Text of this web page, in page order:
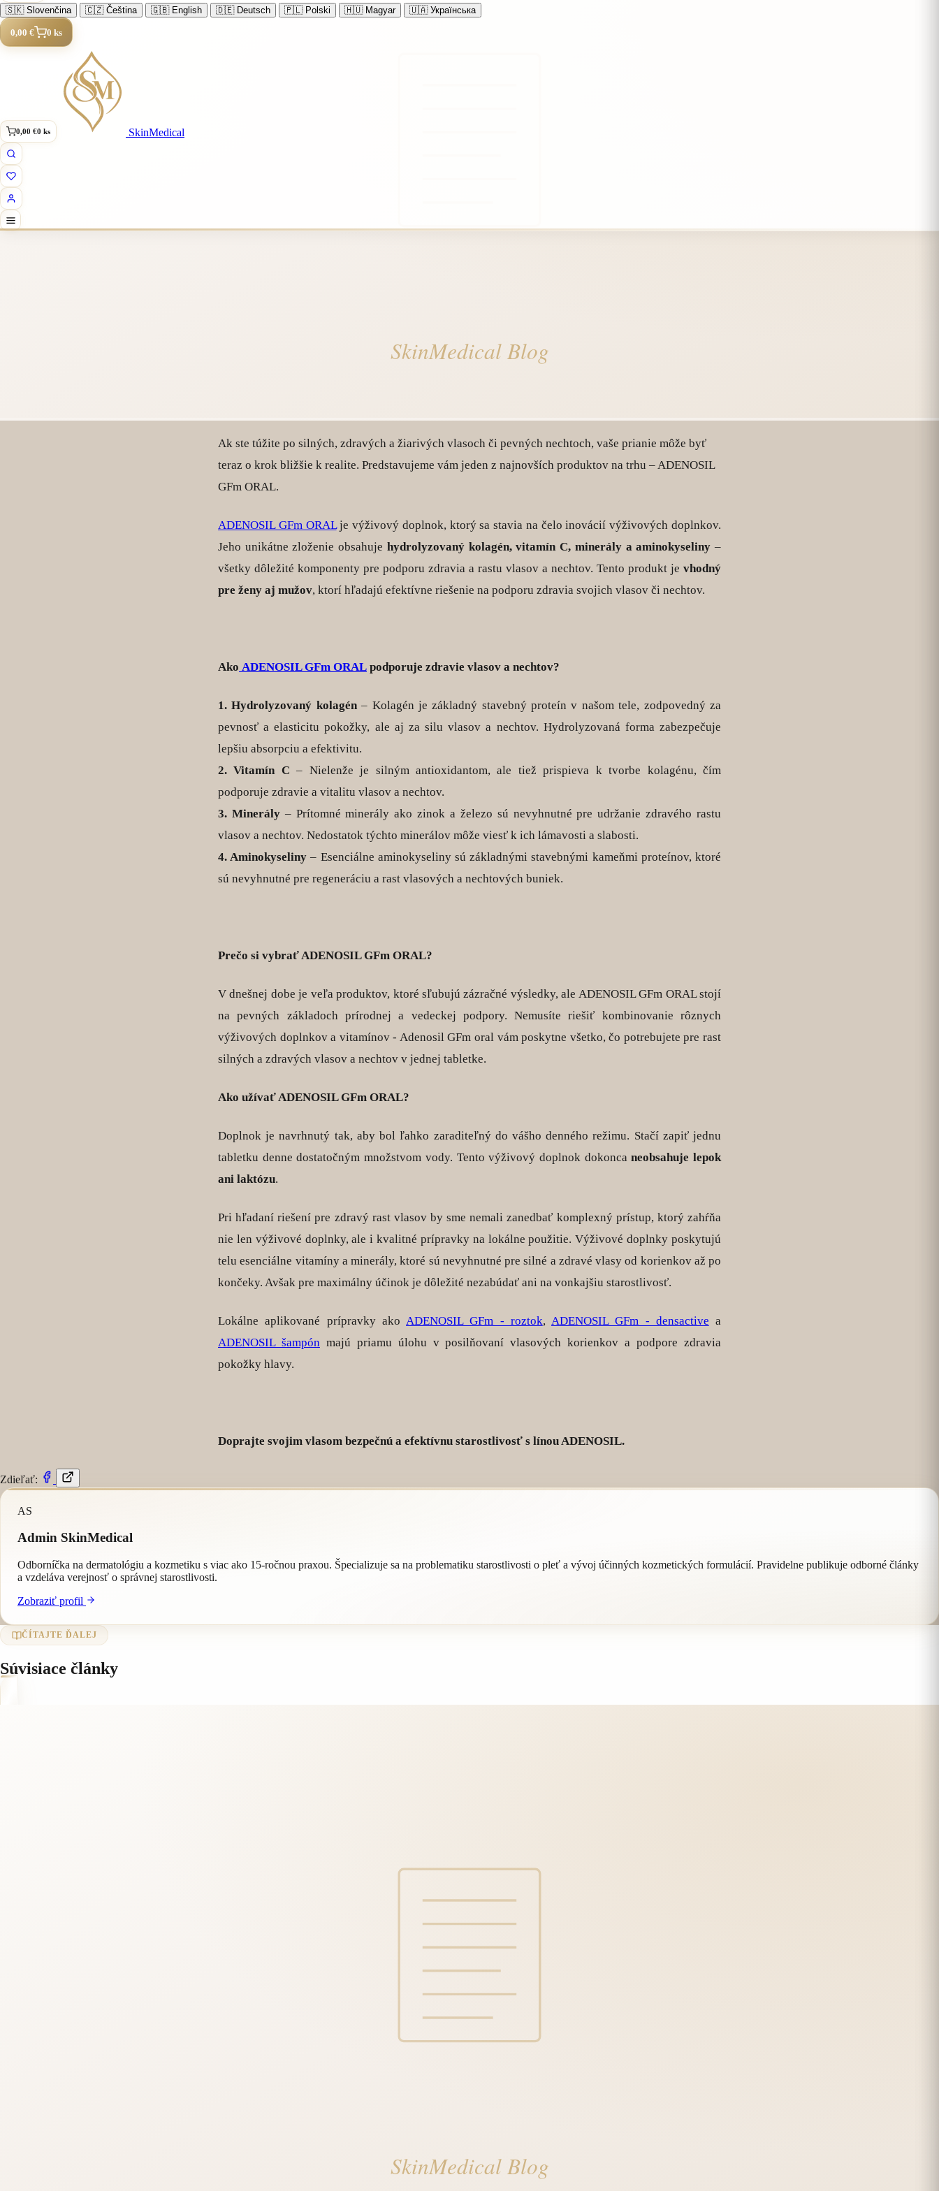
🇸🇰Slovenčina 🇨🇿Čeština 🇬🇧English 🇩🇪Deutsch 🇵🇱Polski 🇭🇺Magyar 🇺🇦Українська
0,00 € 0 ks
0,00 €0 ks SkinMedical
Ak ste túžite po silných, zdravých a žiarivých vlasoch či pevných nechtoch, vaše prianie môže byť
teraz o krok bližšie k realite. Predstavujeme vám jeden z najnovších produktov na trhu – ADENOSIL
GFm ORAL.
ADENOSIL GFm ORALje výživový doplnok, ktorý sa stavia na čelo inovácií výživových doplnkov.
Jeho unikátne zloženie obsahuje hydrolyzovaný kolagén, vitamín C, minerály a aminokyseliny –
všetky dôležité komponenty pre podporu zdravia a rastu vlasov a nechtov. Tento produkt je vhodný
pre ženy aj mužov, ktorí hľadajú efektívne riešenie na podporu zdravia svojich vlasov či nechtov.
Ako ADENOSIL GFm ORAL podporuje zdravie vlasov a nechtov?
1. Hydrolyzovaný kolagén– Kolagén je základný stavebný proteín v našom tele, zodpovedný za
pevnosť a elasticitu pokožky, ale aj za silu vlasov a nechtov. Hydrolyzovaná forma zabezpečuje
lepšiu absorpciu a efektivitu.
2. Vitamín C – Nielenže je silným antioxidantom, ale tiež prispieva k tvorbe kolagénu, čím
podporuje zdravie a vitalitu vlasov a nechtov.
3. Minerály– Prítomné minerály ako zinok a železo sú nevyhnutné pre udržanie zdravého rastu
vlasov a nechtov. Nedostatok týchto minerálov môže viesť k ich lámavosti a slabosti.
4. Aminokyseliny – Esenciálne aminokyseliny sú základnými stavebnými kameňmi proteínov, ktoré
sú nevyhnutné pre regeneráciu a rast vlasových a nechtových buniek.
Prečo si vybrať ADENOSIL GFm ORAL?
V dnešnej dobe je veľa produktov, ktoré sľubujú zázračné výsledky, ale ADENOSIL GFm ORAL stojí
na pevných základoch prírodnej a vedeckej podpory. Nemusíte riešiť kombinovanie rôznych
výživových doplnkov a vitamínov - Adenosil GFm oral vám poskytne všetko, čo potrebujete pre rast
silných a zdravých vlasov a nechtov v jednej tabletke.
Ako užívať ADENOSIL GFm ORAL?
Doplnok je navrhnutý tak, aby bol ľahko zaraditeľný do vášho denného režimu. Stačí zapiť jednu
tabletku denne dostatočným množstvom vody. Tento výživový doplnok dokoncaneobsahuje lepok
ani laktózu.
Pri hľadaní riešení pre zdravý rast vlasov by sme nemali zanedbať komplexný prístup, ktorý zahŕňa
nie len výživové doplnky, ale i kvalitné prípravky na lokálne použitie. Výživové doplnky poskytujú
telu esenciálne vitamíny a minerály, ktoré sú nevyhnutné pre silné a zdravé vlasy od korienkov až po
končeky. Avšak pre maximálny účinok je dôležité nezabúdať ani na vonkajšiu starostlivosť.
Lokálne aplikované prípravky ako ADENOSIL GFm - roztok, ADENOSIL GFm - densactive a
ADENOSIL šampón majú priamu úlohu v posilňovaní vlasových korienkov a podpore zdravia
pokožky hlavy.
Doprajte svojim vlasom bezpečnú a efektívnu starostlivosť s línou ADENOSIL.
Zdieľať:
AS
Admin SkinMedical
Odborníčka na dermatológiu a kozmetiku s viac ako 15-ročnou praxou. Špecializuje sa na problematiku starostlivosti o pleť a vývoj účinných kozmetických formulácií. Pravidelne publikuje odborné články
a vzdeláva verejnosť o správnej starostlivosti.
Zobraziť profil
ČÍTAJTE ĎALEJ
Súvisiace články